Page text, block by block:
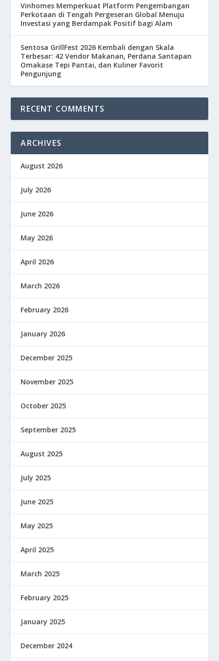
Vinhomes Memperkuat Platform Pengembangan
Perkotaan di Tengah Pergeseran Global Menuju
Investasi yang Berdampak Positif bagi Alam
Sentosa GrillFest 2026 Kembali dengan Skala
Terbesar: 42 Vendor Makanan, Perdana Santapan
Omakase Tepi Pantai, dan Kuliner Favorit
Pengunjung
RECENT COMMENTS
ARCHIVES
August 2026
July 2026
June 2026
May 2026
April 2026
March 2026
February 2026
January 2026
December 2025
November 2025
October 2025
September 2025
August 2025
July 2025
June 2025
May 2025
April 2025
March 2025
February 2025
January 2025
December 2024